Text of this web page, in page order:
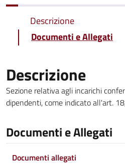
Descrizione
Documenti e Allegati
Descrizione
Sezione relativa agli incarichi
dipendenti, come indicato all'art.
Documenti e Allegati
Documenti allegati